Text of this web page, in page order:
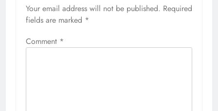
Your email address will not be published. Required
fields are marked *
Comment *